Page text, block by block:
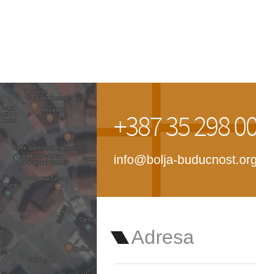
+387 35 298
info@bolja-buducnost.org
Adresa